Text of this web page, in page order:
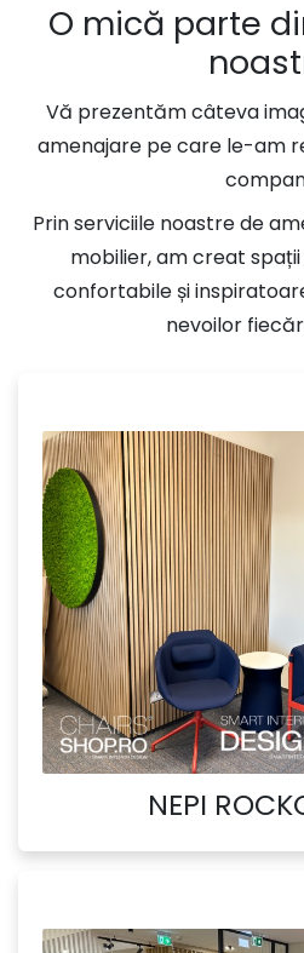
O mică parte
Vă prezentăm câteva
amenajare pe care le-am
Prin serviciile noastre de
mobilier, am creat
confortabile și
nevoilor
NEPI